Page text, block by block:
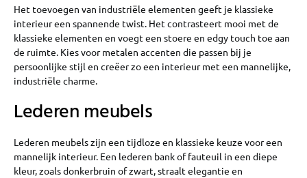
Het toevoegen van industriële elementen geeft je klassieke
interieur een spannende twist. Het contrasteert mooi met de
klassieke elementen en voegt een stoere en edgy touch toe aan
de ruimte. Kies voor metalen accenten die passen bij je
persoonlijke stijl en creëer zo een interieur met een mannelijke,
industriële charme.
Lederen meubels
Lederen meubels zijn een tijdloze en klassieke keuze voor een
mannelijk interieur. Een lederen bank of fauteuil in een diepe
kleur, zoals donkerbruin of zwart, straalt elegantie en